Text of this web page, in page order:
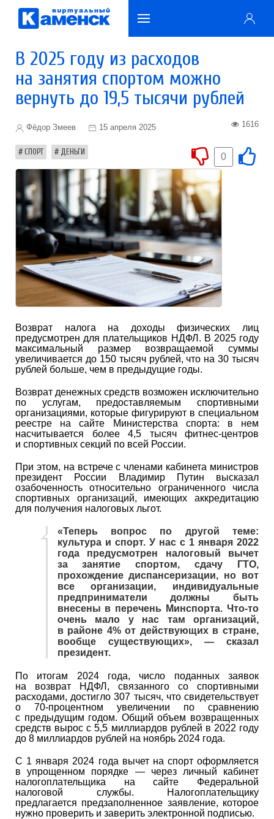
В 2025 году из расходов
на занятия спортом можно
вернуть до 19,5 тысячи рублей
Фёдор Змеев 15 апреля 2025 1616
СПОРТ ДЕНЬГИ 0
Возврат налога на доходы физических лиц
предусмотрен для плательщиков НДФЛ. В 2025 году
максимальный размер возвращаемой суммы
увеличивается до 150 тысяч рублей, что на 30 тысяч
рублей больше, чем в предыдущие годы.
Возврат денежных средств возможен исключительно
по услугам, предоставляемым спортивными
организациями, которые фигурируют в специальном
реестре на сайте Министерства спорта: в нем
насчитывается более 4,5 тысяч фитнес-центров
и спортивных секций по всей России.
При этом, на встрече с членами кабинета министров
президент России Владимир Путин высказал
озабоченность относительно ограниченного числа
спортивных организаций, имеющих аккредитацию
для получения налоговых льгот.
«Теперь вопрос по другой теме:
культура и спорт. У нас с 1 января 2022
года предусмотрен налоговый вычет
за занятие спортом, сдачу ГТО,
прохождение диспансеризации, но вот
все организации, индивидуальные
предприниматели должны быть
внесены в перечень Минспорта. Что-то
очень мало у нас там организаций,
в районе 4% от действующих в стране,
вообще существующих», — сказал
президент.
По итогам 2024 года, число поданных заявок
на возврат НДФЛ, связанного со спортивными
расходами, достигло 307 тысяч, что свидетельствует
о 70-процентном увеличении по сравнению
с предыдущим годом. Общий объем возвращенных
средств вырос с 5,5 миллиардов рублей в 2022 году
до 8 миллиардов рублей на ноябрь 2024 года.
С 1 января 2024 года вычет на спорт оформляется
в упрощенном порядке — через личный кабинет
налогоплательщика на сайте Федеральной
налоговой службы. Налогоплательщику
предлагается предзаполненное заявление, которое
нужно проверить и заверить электронной подписью.